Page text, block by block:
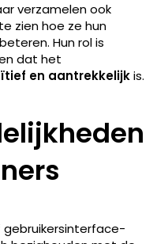
verzamelen ook
zien hoe ze hun
Hun rol is
dat het
en aantrekkelijkis.
gebruikersinterface-